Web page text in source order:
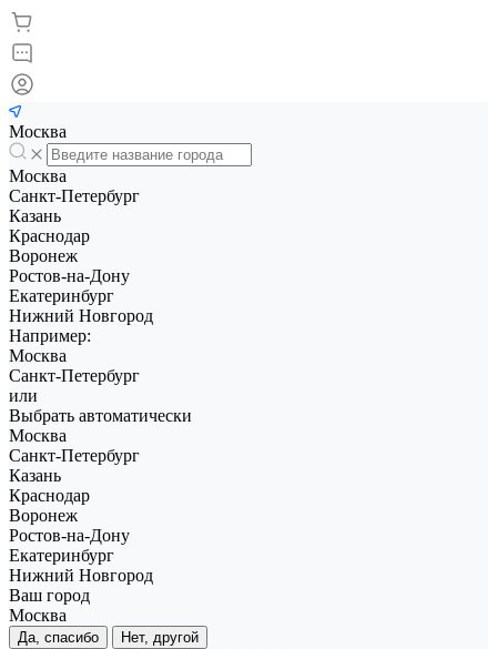
Москва
Москва
Санкт-Петербург
Казань
Краснодар
Воронеж
Ростов-на-Дону
Екатеринбург
Нижний Новгород
Например:
Москва
Санкт-Петербург
или
Выбрать автоматически
Москва
Санкт-Петербург
Казань
Краснодар
Воронеж
Ростов-на-Дону
Екатеринбург
Нижний Новгород
Ваш город
Москва
Да, спасибо Нет, другой